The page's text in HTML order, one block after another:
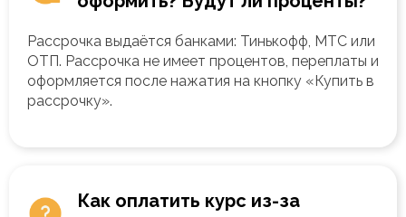
Рассрочка выдаётся банками: Тинькофф, МТС или
ОТП. Рассрочка не имеет процентов, переплаты и
оформляется после нажатия на кнопку «Купить в
рассрочку».
Как оплатить курс из-за